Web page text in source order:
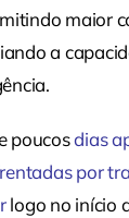
maior
a
poucosdias
por
logo no início